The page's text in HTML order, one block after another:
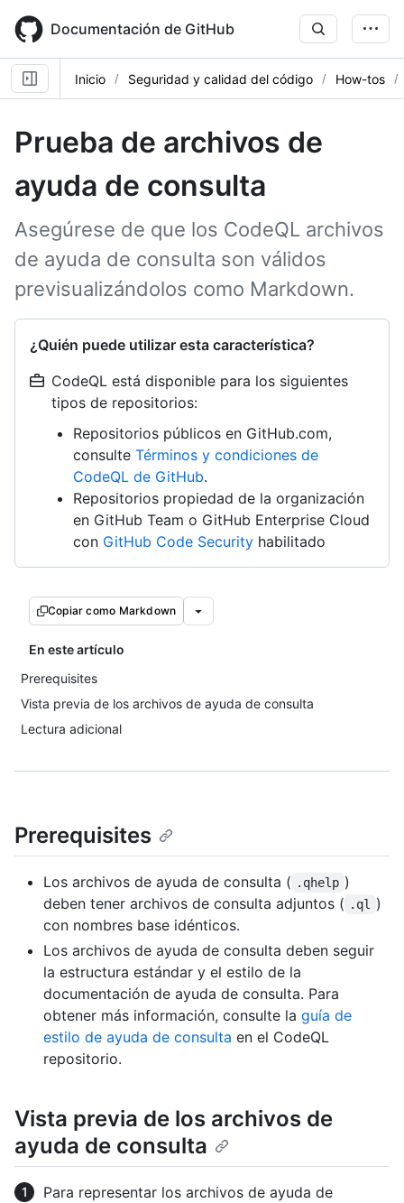
main
content
Documentación de GitHub
Inicio Seguridad y calidad del código How-tos
Prueba de archivos de
ayuda de consulta
Asegúrese de que los CodeQL archivos
de ayuda de consulta son válidos
previsualizándolos como Markdown.
¿Quién puede utilizar esta característica?
CodeQL está disponible para los siguientes
tipos de repositorios:
Repositorios públicos en GitHub.com,
consulte Términos y condiciones de
CodeQL de GitHub.
Repositorios propiedad de la organización
en GitHub Team o GitHub Enterprise Cloud
con GitHub Code Security habilitado
Copiar como Markdown
En este artículo
Prerequisites
Vista previa de los archivos de ayuda de consulta
Lectura adicional
Prerequisites
Los archivos de ayuda de consulta ( .qhelp )
deben tener archivos de consulta adjuntos ( .ql
)
con nombres base idénticos.
Los archivos de ayuda de consulta deben seguir
la estructura estándar y el estilo de la
documentación de ayuda de consulta. Para
obtener más información, consulte la guía de
estilo de ayuda de consulta en el CodeQL
repositorio.
Vista previa de los archivos de
ayuda de consulta
Para representar los archivos de ayuda de